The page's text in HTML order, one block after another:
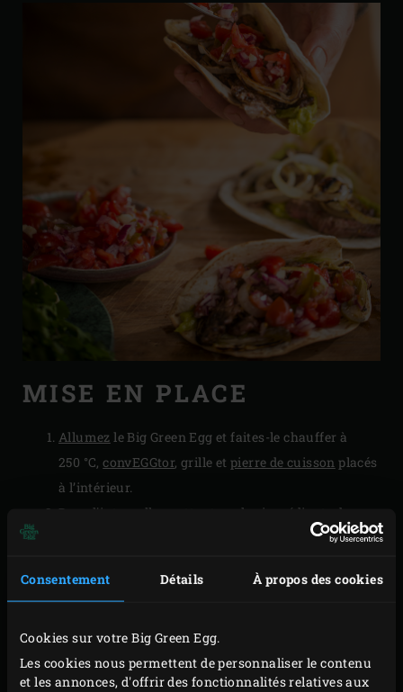
Consentement Détails À propos des cookies
Cookies sur votre Big Green Egg.
Les cookies nous permettent de personnaliser le contenu
et les annonces, d'offrir des fonctionnalités relatives aux
MISE EN PLACE
Allumez le Big Green Egg et faites-le chauffer à
250 °C,convEGGtor, grille et pierre de cuisson placés
à l’intérieur.
Dans l’intervalle, mettez tous les ingrédients dans
un saladier et pétrissez 5 minutes environ pour
de film plastique et laissez-la reposer 15 minutes.
confectionner 6 petites tortillas ou en 4 portions
égales pour obtenir des tortillas de taille standard.